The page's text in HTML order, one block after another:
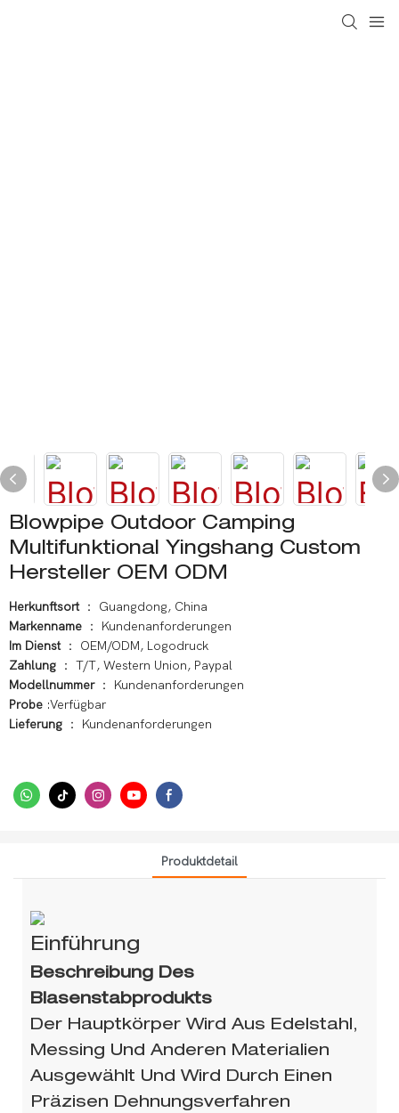
Blowpipe Outdoor Camping
Multifunktional Yingshang Custom
Hersteller OEM ODM
Herkunftsort ： Guangdong, China
Markenname ： Kundenanforderungen
Im Dienst ： OEM/ODM, Logodruck
Zahlung ： T/T, Western Union, Paypal
Modellnummer ： Kundenanforderungen
Probe :Verfügbar
Lieferung ： Kundenanforderungen
Produktdetail
Einführung
Beschreibung Des
Blasenstabprodukts
Der Hauptkörper Wird Aus Edelstahl,
Messing Und Anderen Materialien
Ausgewählt Und Wird Durch Einen
Präzisen Dehnungsverfahren